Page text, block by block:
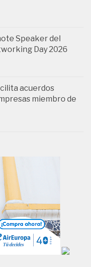
Speaker del
Day 2026
acuerdos
miembro de